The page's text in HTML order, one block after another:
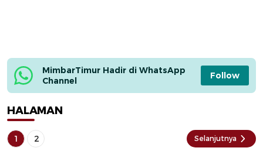
MimbarTimur Hadir di WhatsApp
Channel
Follow
HALAMAN
1 2 Selanjutnya